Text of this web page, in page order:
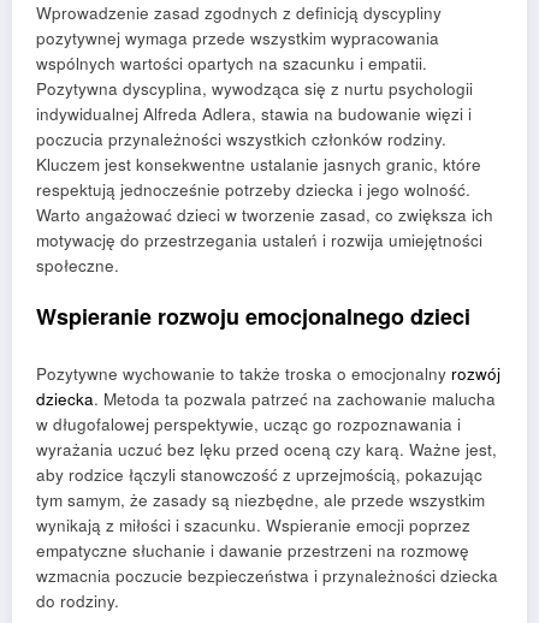
Wprowadzenie zasad zgodnych z definicją dyscypliny
pozytywnej wymaga przede wszystkim wypracowania
wspólnych wartości opartych na szacunku i empatii.
Pozytywna dyscyplina, wywodząca się z nurtu psychologii
indywidualnej Alfreda Adlera, stawia na budowanie więzi i
poczucia przynależności wszystkich członków rodziny.
Kluczem jest konsekwentne ustalanie jasnych granic, które
respektują jednocześnie potrzeby dziecka i jego wolność.
Warto angażować dzieci w tworzenie zasad, co zwiększa ich
motywację do przestrzegania ustaleń i rozwija umiejętności
społeczne.
Wspieranie rozwoju emocjonalnego dzieci
Pozytywne wychowanie to także troska o emocjonalny rozwój
dziecka. Metoda ta pozwala patrzeć na zachowanie malucha
w długofalowej perspektywie, ucząc go rozpoznawania i
wyrażania uczuć bez lęku przed oceną czy karą. Ważne jest,
aby rodzice łączyli stanowczość z uprzejmością, pokazując
tym samym, że zasady są niezbędne, ale przede wszystkim
wynikają z miłości i szacunku. Wspieranie emocji poprzez
empatyczne słuchanie i dawanie przestrzeni na rozmowę
wzmacnia poczucie bezpieczeństwa i przynależności dziecka
do rodziny.